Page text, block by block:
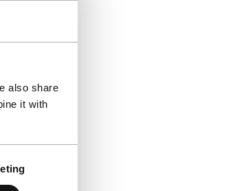
also share
it with